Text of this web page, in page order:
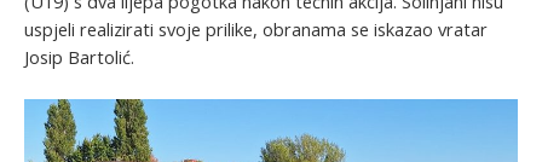
uspjeli realizirati svoje prilike, obranama se iskazao vratar
Josip Bartolić.